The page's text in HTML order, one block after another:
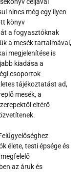
nincs még egy ilyen
könyv
a fogyasztóknak
a mesék tartalmával,
megjelenítése is
kiadása a
csoportok
tájékoztatást ad,
mesék, a
eltérő
élete, testi épsége és
az áruk és